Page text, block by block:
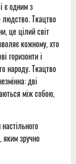
є одним з
Ткацтво
це цілий світ
кожному, хто
горизонти і
народу. Ткацтво
дві
між собою,
яким зручно